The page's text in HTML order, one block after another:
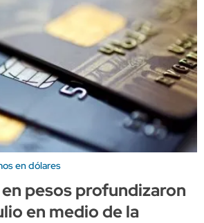
en dólares
pesos profundizaron
en medio de la